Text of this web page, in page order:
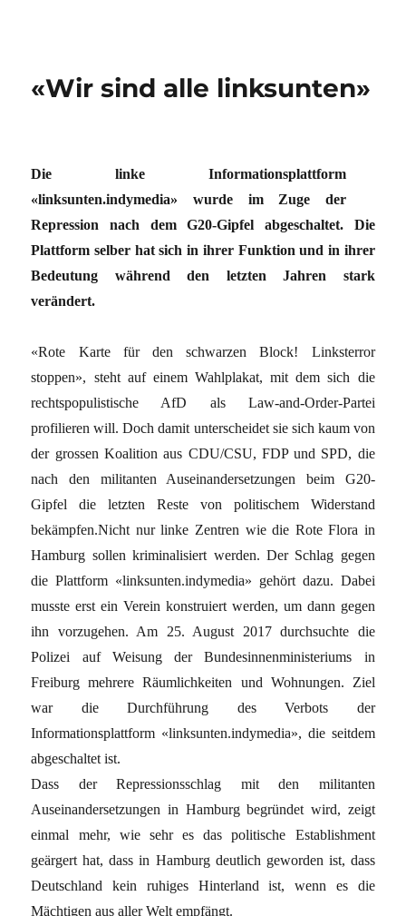
«Wir sind alle linksunten»
Die linke Informationsplattform
«linksunten.indymedia» wurde im Zuge der
Repression nach dem G20-Gipfel abgeschaltet. Die
Plattform selber hat sich in ihrer Funktion und in ihrer
Bedeutung während den letzten Jahren stark
verändert.
«Rote Karte für den schwarzen Block! Linksterror
stoppen», steht auf einem Wahlplakat, mit dem sich die
rechtspopulistische AfD als Law-and-Order-Partei
profilieren will. Doch damit unterscheidet sie sich kaum von
der grossen Koalition aus CDU/CSU, FDP und SPD, die
nach den militanten Auseinandersetzungen beim G20-
Gipfel die letzten Reste von politischem Widerstand
bekämpfen.Nicht nur linke Zentren wie die Rote Flora in
Hamburg sollen kriminalisiert werden. Der Schlag gegen
die Plattform «linksunten.indymedia» gehört dazu. Dabei
musste erst ein Verein konstruiert werden, um dann gegen
ihn vorzugehen. Am 25. August 2017 durchsuchte die
Polizei auf Weisung der Bundesinnenministeriums in
Freiburg mehrere Räumlichkeiten und Wohnungen. Ziel
war die Durchführung des Verbots der
Informationsplattform «linksunten.indymedia», die seitdem
abgeschaltet ist.
Dass der Repressionsschlag mit den militanten
Auseinandersetzungen in Hamburg begründet wird, zeigt
einmal mehr, wie sehr es das politische Establishment
geärgert hat, dass in Hamburg deutlich geworden ist, dass
Deutschland kein ruhiges Hinterland ist, wenn es die
Mächtigen aus aller Welt empfängt.